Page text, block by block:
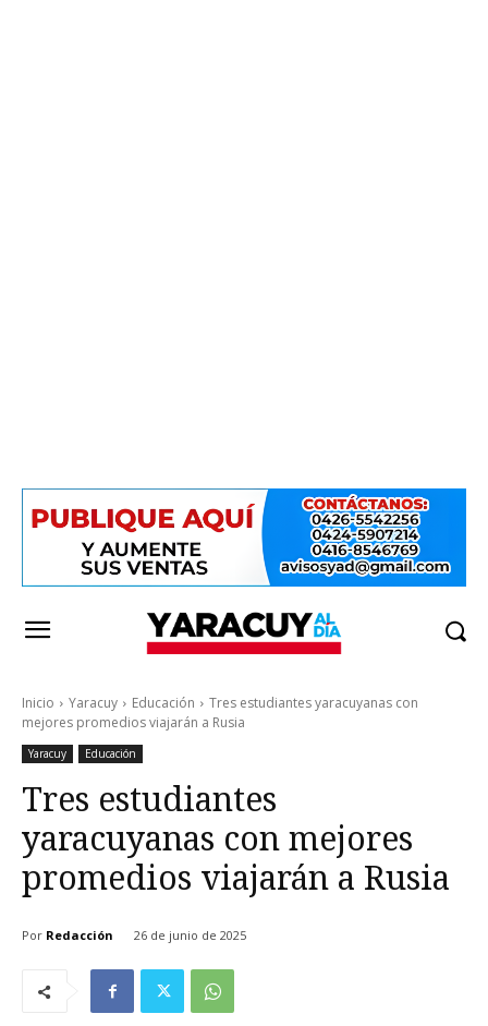
Inicio Yaracuy Educación
Tres estudiantes yaracuyanas con
mejores promedios viajarán a Rusia
Yaracuy Educación
Tres estudiantes
yaracuyanas con mejores
promedios viajarán a Rusia
Por Redacción 26 de junio de 2025